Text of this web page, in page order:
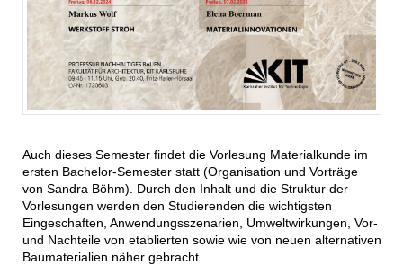
Auch dieses Semester findet die Vorlesung Materialkunde im
ersten Bachelor-Semester statt (Organisation und Vorträge
von Sandra Böhm). Durch den Inhalt und die Struktur der
Vorlesungen werden den Studierenden die wichtigsten
Eingeschaften, Anwendungsszenarien, Umweltwirkungen, Vor-
und Nachteile von etablierten sowie wie von neuen alternativen
Baumaterialien näher gebracht.